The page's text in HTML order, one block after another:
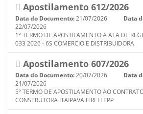
Apostilamento 612/2026
Data do Documento: 21/07/2026
Data
22/07/2026
1º TERMO DE APOSTILAMENTO A ATA DE
033 2026 - 6S COMERCIO E DISTRIBUIDORA
Apostilamento 607/2026
Data do Documento: 20/07/2026
Data
21/07/2026
5º TERMO DE APOSTILAMENTO AO
CONSTRUTORA ITAIPAVA EIRELI EPP